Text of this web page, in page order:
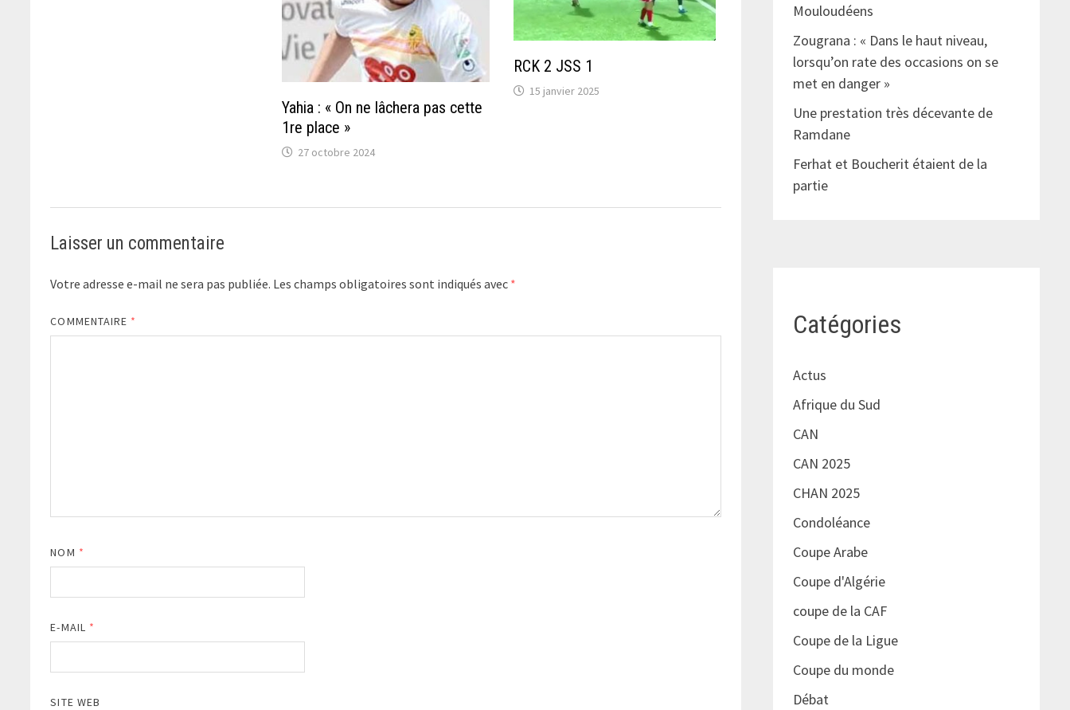
Yahia : « On ne lâchera pas cette
1re place »
27 octobre 2024
RCK 2 JSS 1
15 janvier 2025
Laisser un commentaire
Votre adresse e-mail ne sera pas publiée. Les champs obligatoires sont indiqués avec *
COMMENTAIRE *
NOM *
E-MAIL *
SITE WEB
Mouloudéens
Zougrana : « Dans le haut niveau,
lorsqu’on rate des occasions on se
met en danger »
Une prestation très décevante de
Ramdane
Ferhat et Boucherit étaient de la
partie
Catégories
Actus
Afrique du Sud
CAN
CAN 2025
CHAN 2025
Condoléance
Coupe Arabe
Coupe d'Algérie
coupe de la CAF
Coupe de la Ligue
Coupe du monde
Débat